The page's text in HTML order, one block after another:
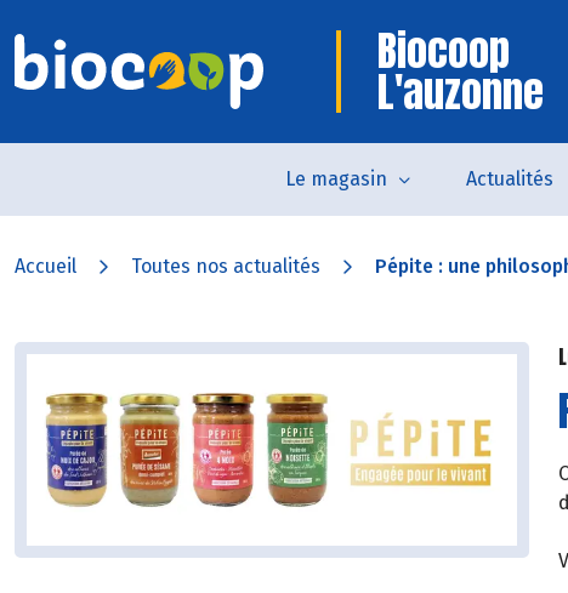
Biocoop
L'auzonne
Le magasin Actualités
Accueil Toutes nos actualités Pépite : une